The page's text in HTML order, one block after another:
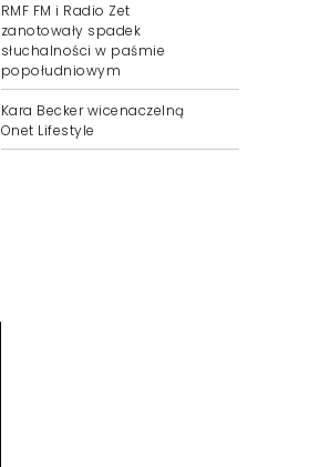
RMF FM i Radio Zet
zanotowały spadek
słuchalności w paśmie
popołudniowym
Kara Becker wicenaczelną
Onet Lifestyle